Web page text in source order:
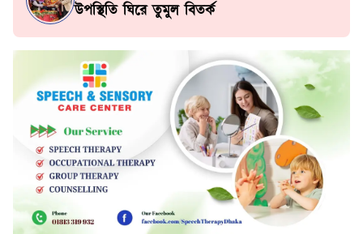
উপস্থিতি ঘিরে তুমুল বিতর্ক